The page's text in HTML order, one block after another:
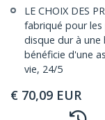
LE CHOIX DES
fabriqué pour
disque dur à
bénéficie d'une
vie, 24/5
€ 70,09 EUR